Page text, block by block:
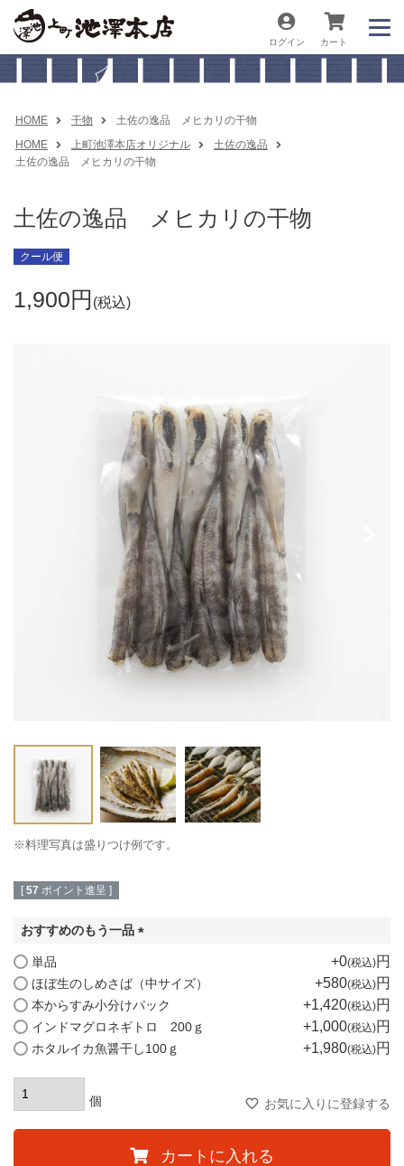
ログイン カート
HOME 干物
土佐の逸品 メヒカリの干物
HOME
上町池澤本店オリジナル
土佐の逸品
土佐の逸品 メヒカリの干物
土佐の逸品 メヒカリの干物
クール便
1,900 税込
※料理写真は盛りつけ例です。
[ 57 ポイント進呈 ]
おすすめのもう一品
須
)
単品 +0 税込
ほぼ生のしめさば（中サイズ） +580 税込
本からすみ小分けパック +1,420 税込
インドマグロネギトロ 200ｇ +1,000 税込
ホタルイカ魚醤干し100ｇ +1,980 税込
お気に入りに登録する
カートに入れる